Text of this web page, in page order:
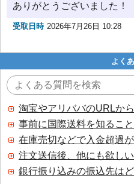
ありがとうございました！
受取日時 2026年7月26日 10:28
よく